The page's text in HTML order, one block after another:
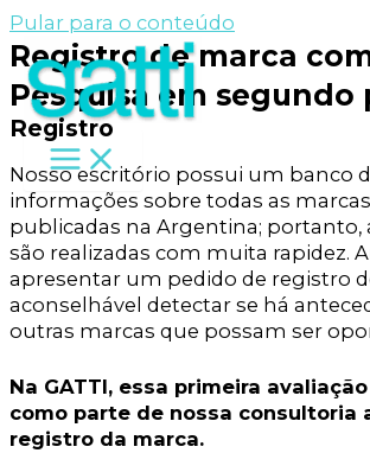
Pular para o conteúdo
Registro de marca
Pesquisa em segundo
Registro
Nosso escritório possui um banco
informações sobre todas as
publicadas na Argentina; portanto,
são realizadas com muita rapidez.
apresentar um pedido de registro
aconselhável detectar se há
outras marcas que possam ser
Na GATTI, essa primeira
como parte de nossa consultoria
registro da marca.